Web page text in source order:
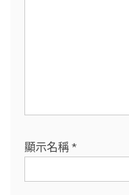
顯示名稱 *